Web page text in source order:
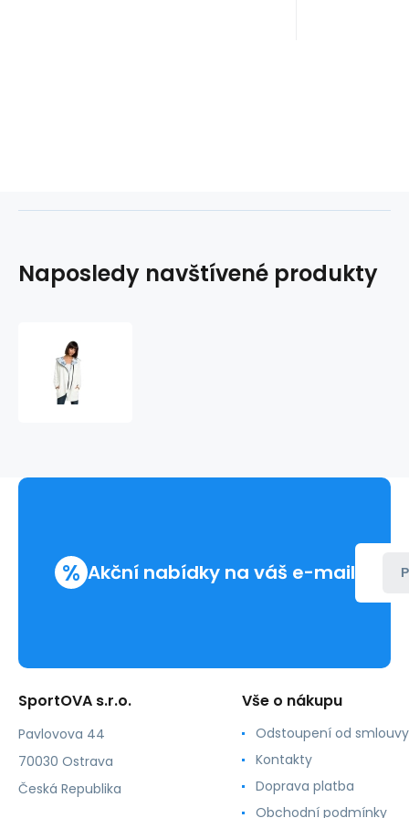
Naposledy navštívené produkty
zip
Wear
% Akční nabídky na váš e-mail
SportOVA s.r.o.
Pavlovova 44
70030 Ostrava
Česká Republika
Vše o nákupu
Odstoupení od smlouvy
Kontakty
Doprava platba
Obchodní podmínky